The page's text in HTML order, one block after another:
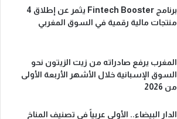
برنامج Fintech Booster يثمر عن إطلاق 4
منتجات مالية رقمية في السوق المغربي
المغرب يرفع صادراته من زيت الزيتون نحو
السوق الإسبانية خلال الأشهر الأربعة الأولى
من 2026
الدار البيضاء.. الأولى عربياً في تصنيف المناخ